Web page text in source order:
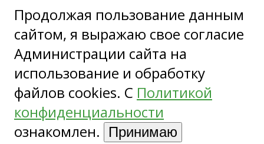
Продолжая пользование данным
сайтом, я выражаю свое согласие
Администрации сайта на
использование и обработку
файлов cookies. С Политикой
конфиденциальности
ознакомлен.
Copyright ©